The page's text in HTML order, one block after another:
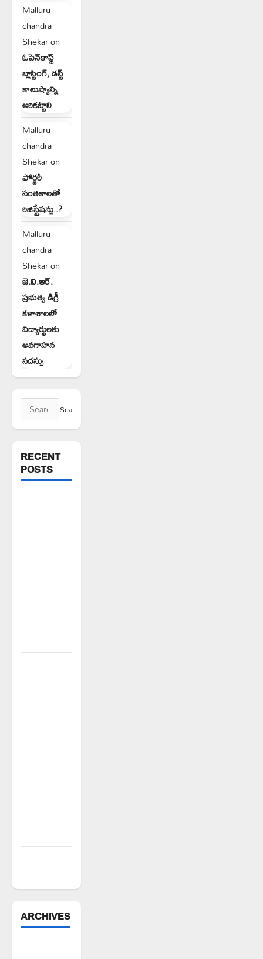
Malluru
chandra
Shekaron
ఓపెన్‌కాస్ట్
బ్లాస్టింగ్, డస్ట్
కాలుష్యాన్ని
అరికట్టాలి
Malluru
chandra
Shekaron
ఫోర్జరీ
సంతకాలతో
రిజిస్ట్రేషన్లు..?
Malluru
chandra
Shekaron
జె.వి.ఆర్.
ప్రభుత్వ డిగ్రీ
కళాశాలలో
విద్యార్థులకు
అవగాహన
సదస్సు
Search
for:
RECENT
POSTS
ARCHIVES